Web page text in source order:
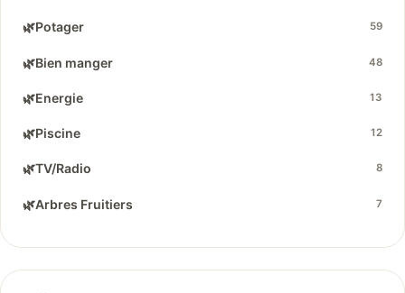
🌿Potager 59
🌿Bien manger 48
🌿Energie 13
🌿Piscine 12
🌿TV/Radio 8
🌿Arbres Fruitiers 7